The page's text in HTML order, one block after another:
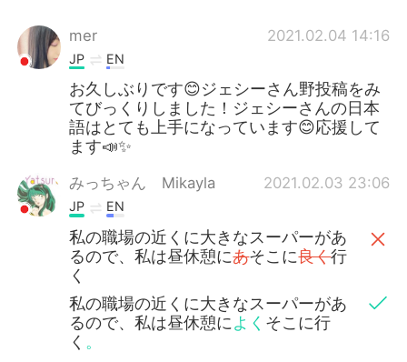
mer 2021.02.04 14:16
JP EN
お久しぶりです😊ジェシーさん野投稿をみ
てびっくりしました！ジェシーさんの日本
語はとても上手になっています😊応援して
ます📣✨
みっちゃん Mikayla 2021.02.03 23:06
JP EN
私の職場の近くに大きなスーパーがあ
るので、私は昼休憩にあそこに良く行
く
私の職場の近くに大きなスーパーがあ
るので、私は昼休憩によく そこに行
く 。